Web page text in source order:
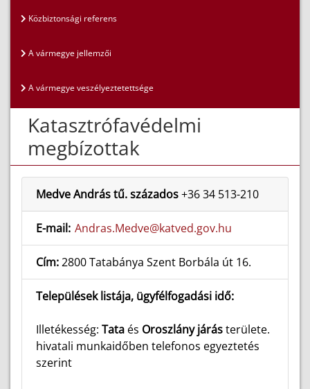
Közbiztonsági referens
A vármegye jellemzői
A vármegye veszélyeztetettsége
Katasztrófavédelmi
megbízottak
Medve András tű. százados+36 34 513-210
E-mail: Andras.Medve@katved.gov.hu
Cím:2800 Tatabánya Szent Borbála út 16.
Települések listája, ügyfélfogadási idő:
Illetékesség: Tata és Oroszlány járásterülete.
hivatali munkaidőben telefonos egyeztetés
szerint